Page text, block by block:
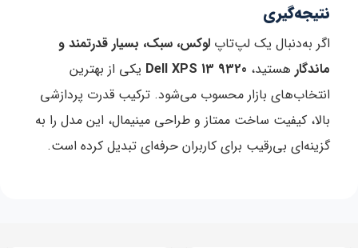
نتیجه‌گیری
اگر به‌دنبال یک لپ‌تاپ لوکس، سبک، بسیار قدرتمند و
ماندگار هستید، Dell XPS 13 9320 یکی از بهترین
انتخاب‌های بازار محسوب می‌شود. ترکیب قدرت پردازشی
بالا، کیفیت ساخت ممتاز و طراحی مینیمال، این مدل را به
گزینه‌ای بی‌رقیب برای کاربران حرفه‌ای تبدیل کرده است.